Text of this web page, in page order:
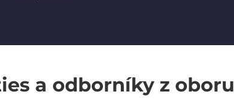
a odborníky z oboru